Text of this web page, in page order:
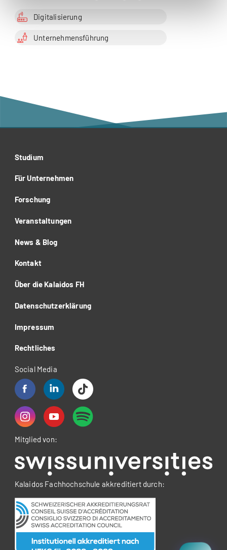
Digitalisierung
Unternehmensführung
Studium
Für Unternehmen
Forschung
Veranstaltungen
News & Blog
Kontakt
Über die Kalaidos FH
Datenschutzerklärung
Impressum
Rechtliches
Social Media
Mitglied von:
Kalaidos Fachhochschule akkreditiert durch: